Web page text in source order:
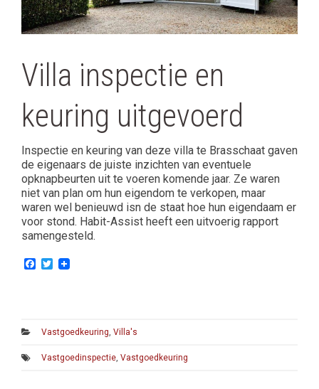
Villa inspectie en
keuring uitgevoerd
Inspectie en keuring van deze villa te Brasschaat gaven
de eigenaars de juiste inzichten van eventuele
opknapbeurten uit te voeren komende jaar. Ze waren
niet van plan om hun eigendom te verkopen, maar
waren wel benieuwd isn de staat hoe hun eigendaam er
voor stond. Habit-Assist heeft een uitvoerig rapport
samengesteld.
F
o
T
r
Vastgoedkeuring, Villa's
Vastgoedinspectie, Vastgoedkeuring